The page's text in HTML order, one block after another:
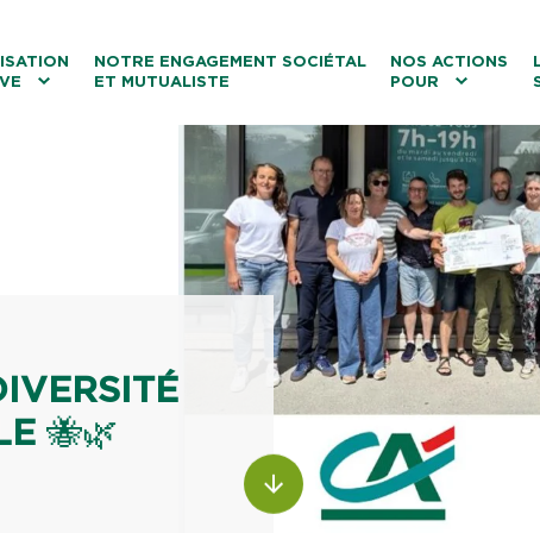
NOTRE ENGAGEMENT SOCIÉTAL
ET MUTUALISTE
NOS ACTIONS
POUR
Le tourisme
Les transitions
La biodiversité
Les associations
🐝🌿
ALLER AU CONTENU